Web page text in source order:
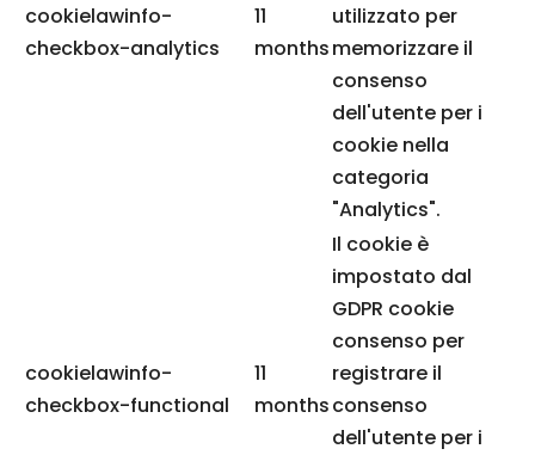
cookielawinfo-
checkbox-analytics
11
months
utilizzato per
memorizzare il
consenso
dell'utente per i
cookie nella
categoria
"Analytics".
cookielawinfo-
checkbox-functional
11
months
Il cookie è
impostato dal
GDPR cookie
consenso per
registrare il
consenso
dell'utente per i